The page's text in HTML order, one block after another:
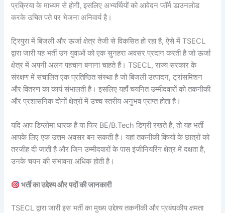
प्रक्रिया के माध्यम से होगी, इसलिए अभ्यर्थियों को आवेदन फॉर्म डाउनलोड
करके उचित पते पर भेजना अनिवार्य है।
ट्रिपुरा में बिजली और ऊर्जा क्षेत्र तेजी से विकसित हो रहा है, ऐसे में TSECL
द्वारा जारी यह भर्ती उन युवाओं को एक सुनहरा अवसर प्रदान करती है जो ऊर्जा
क्षेत्र में अपनी अलग पहचान बनाना चाहते हैं। TSECL, राज्य सरकार के
संरक्षण में संचालित एक प्रतिष्ठित संस्था है जो बिजली उत्पादन, ट्रांसमिशन
और वितरण का कार्य संभालती है। इसलिए यहाँ चयनित उम्मीदवारों को तकनीकी
और प्रशासनिक दोनों क्षेत्रों में उच्च स्तरीय अनुभव प्राप्त होता है।
यदि आप डिप्लोमा धारक हैं या फिर BE/B.Tech डिग्री रखते हैं, तो यह भर्ती
आपके लिए एक उत्तम अवसर बन सकती है। यहां तकनीकी विषयों के छात्रों को
तरजीह दी जाती है और जिन उम्मीदवारों के पास इंजीनियरिंग क्षेत्र में दक्षता है,
उनके चयन की संभावना अधिक होती है।
भर्ती का उद्देश्य और पदों की जानकारी
TSECL द्वारा जारी इस भर्ती का मुख्य उद्देश्य तकनीकी और प्रबंधकीय क्षमता